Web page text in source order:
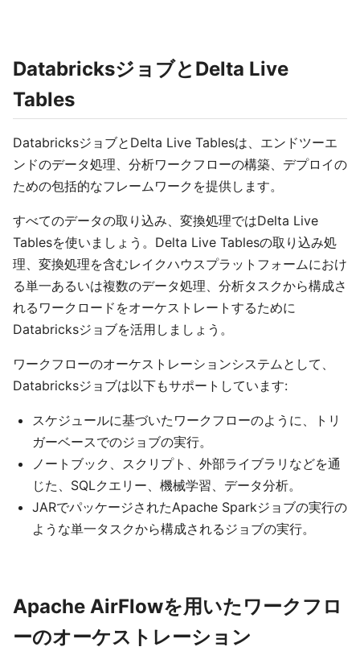
DatabricksジョブとDelta Live
Tables
DatabricksジョブとDelta Live Tablesは、エンドツーエ
ンドのデータ処理、分析ワークフローの構築、デプロイの
ための包括的なフレームワークを提供します。
すべてのデータの取り込み、変換処理ではDelta Live
Tablesを使いましょう。Delta Live Tablesの取り込み処
理、変換処理を含むレイクハウスプラットフォームにおけ
る単一あるいは複数のデータ処理、分析タスクから構成さ
れるワークロードをオーケストレートするために
Databricksジョブを活用しましょう。
ワークフローのオーケストレーションシステムとして、
Databricksジョブは以下もサポートしています:
スケジュールに基づいたワークフローのように、トリ
ガーベースでのジョブの実行。
ノートブック、スクリプト、外部ライブラリなどを通
じた、SQLクエリー、機械学習、データ分析。
JARでパッケージされたApache Sparkジョブの実行の
ような単一タスクから構成されるジョブの実行。
Apache AirFlowを用いたワークフロ
ーのオーケストレーション